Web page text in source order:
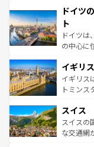
せる。地
ンテンツ
で、幅広
聖堂、美
から魅了
れ、フラ
香り高い
らに、
も豊かな
を参照し
ドイツ
ト
ドイツは
の中心に
顔を持つ
ルリンの
してライ
は、お酒好
ドイツ情
イギリス
イギリス
トミンス
リアごと
ティー、
戦など、
スイス
スイスの
な交通網